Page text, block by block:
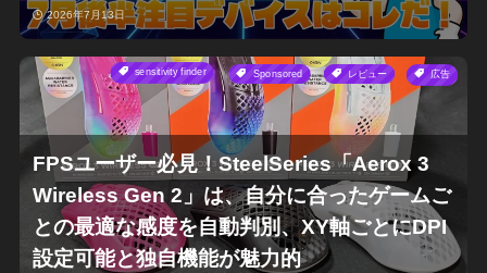
2026年7月13日
sensitivity finder Sponsored レビュー 広告
FPSユーザー必見！SteelSeries「Aerox 3
Wireless Gen 2」は、自分に合ったゲームご
との最適な感度を自動判別、XY軸ごとにDPI
設定可能と独自機能が魅力的